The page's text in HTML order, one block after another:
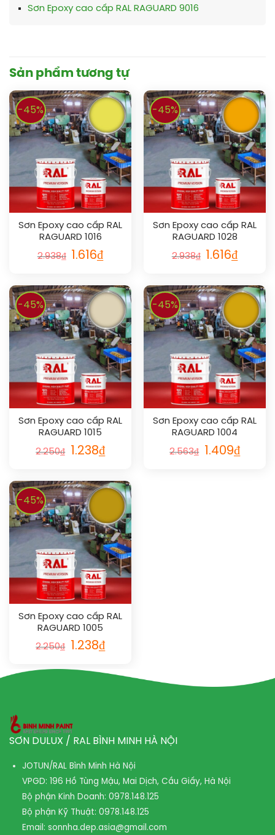
Sơn Epoxy cao cấp RAL RAGUARD 9016
Sản phẩm tương tự
-45%
Sơn Epoxy cao cấp RAL
RAGUARD 1016
2.938₫ 1.616₫
-45%
Sơn Epoxy cao cấp RAL
RAGUARD 1028
2.938₫ 1.616₫
-45%
Sơn Epoxy cao cấp RAL
RAGUARD 1015
2.250₫ 1.238₫
-45%
Sơn Epoxy cao cấp RAL
RAGUARD 1004
2.563₫ 1.409₫
-45%
Sơn Epoxy cao cấp RAL
RAGUARD 1005
2.250₫ 1.238₫
SƠN DULUX / RAL BÌNH MINH HÀ NỘI
JOTUN/RAL Bình Minh Hà Nội
VPGD: 196 Hồ Tùng Mậu, Mai Dịch, Cầu Giấy, Hà Nội
Bộ phận Kinh Doanh: 0978.148.125
Bộ phận Kỹ Thuật: 0978.148.125
Email: sonnha.dep.asia@gmail.com